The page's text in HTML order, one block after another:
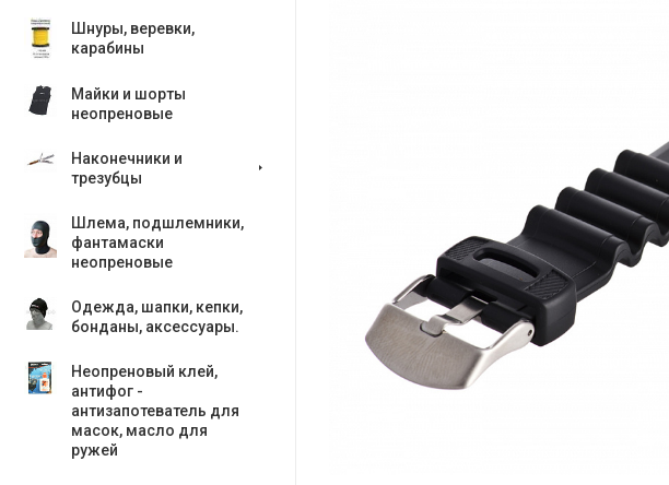
Шнуры, веревки,
карабины
Майки и шорты
неопреновые
Наконечники и
трезубцы
Шлема, подшлемники,
фантамаски
неопреновые
Одежда, шапки, кепки,
бонданы, аксесcуары.
Неопреновый клей,
антифог -
антизапотеватель для
масок, масло для
ружей